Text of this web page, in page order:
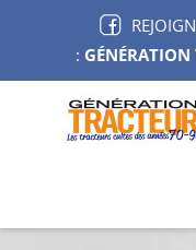
: GÉNÉRATION